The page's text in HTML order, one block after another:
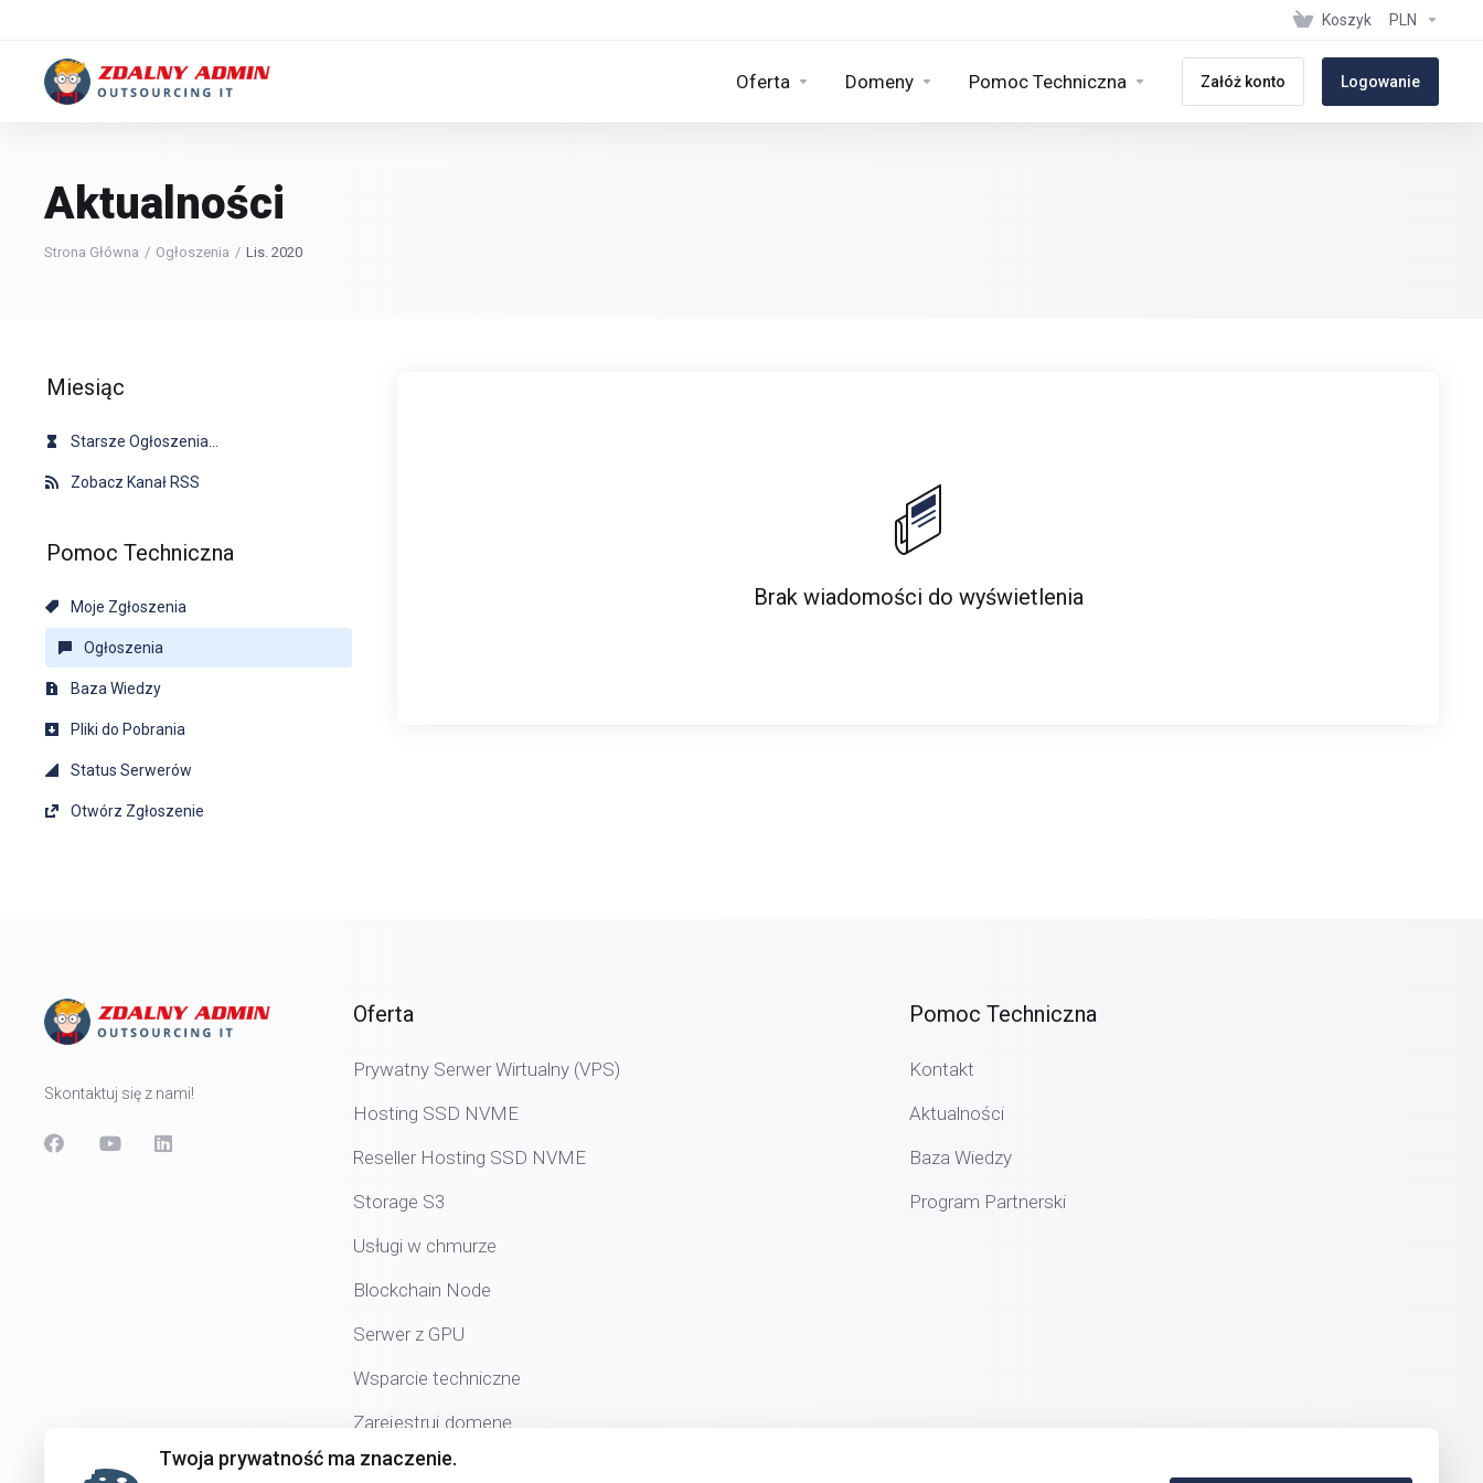
Koszyk PLN
Oferta Domeny Pomoc Techniczna Załóż konto Logowanie
Aktualności
Strona Główna Ogłoszenia Lis. 2020
Miesiąc
Starsze Ogłoszenia...
Zobacz Kanał RSS
Pomoc Techniczna
Moje Zgłoszenia
Ogłoszenia
Baza Wiedzy
Pliki do Pobrania
Status Serwerów
Otwórz Zgłoszenie
Brak wiadomości do wyświetlenia
Skontaktuj się z nami!
Oferta
Prywatny Serwer Wirtualny (VPS)
Hosting SSD NVME
Reseller Hosting SSD NVME
Storage S3
Usługi w chmurze
Blockchain Node
Serwer z GPU
Wsparcie techniczne
Zarejestruj domenę
Pomoc Techniczna
Kontakt
Aktualności
Baza Wiedzy
Program Partnerski
Twoja prywatność ma znaczenie.